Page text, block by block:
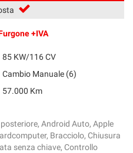
+IVA
85 KW/116 CV
Cambio Manuale (6)
57.000 Km
Android Auto, Apple
Bracciolo, Chiusura
senza chiave, Controllo